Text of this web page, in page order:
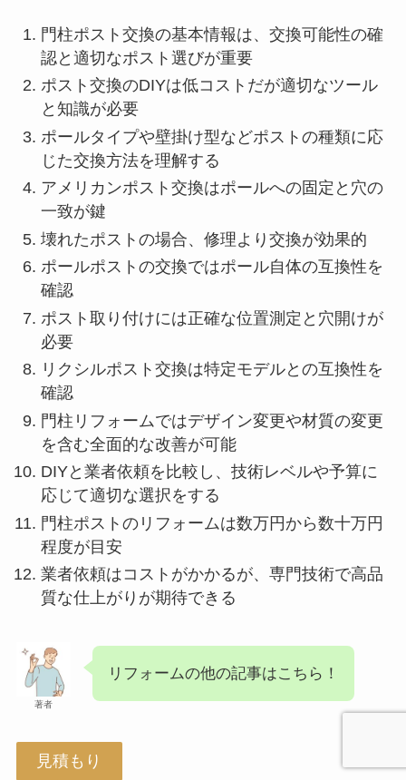
門柱ポスト交換の基本情報は、交換可能性の確
認と適切なポスト選びが重要
ポスト交換のDIYは低コストだが適切なツール
と知識が必要
ポールタイプや壁掛け型などポストの種類に応
じた交換方法を理解する
アメリカンポスト交換はポールへの固定と穴の
一致が鍵
壊れたポストの場合、修理より交換が効果的
ポールポストの交換ではポール自体の互換性を
確認
ポスト取り付けには正確な位置測定と穴開けが
必要
リクシルポスト交換は特定モデルとの互換性を
確認
門柱リフォームではデザイン変更や材質の変更
を含む全面的な改善が可能
DIYと業者依頼を比較し、技術レベルや予算に
応じて適切な選択をする
門柱ポストのリフォームは数万円から数十万円
程度が目安
業者依頼はコストがかかるが、専門技術で高品
質な仕上がりが期待できる
著者
リフォームの他の記事はこちら！
見積もり